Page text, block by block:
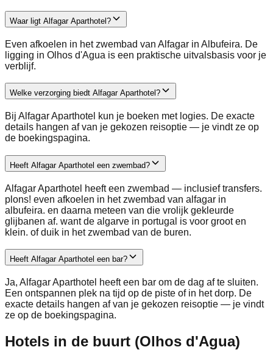
Waar ligt Alfagar Aparthotel?
Even afkoelen in het zwembad van Alfagar in Albufeira. De
ligging in Olhos d'Agua is een praktische uitvalsbasis voor je
verblijf.
Welke verzorging biedt Alfagar Aparthotel?
Bij Alfagar Aparthotel kun je boeken met logies. De exacte
details hangen af van je gekozen reisoptie — je vindt ze op
de boekingspagina.
Heeft Alfagar Aparthotel een zwembad?
Alfagar Aparthotel heeft een zwembad — inclusief transfers.
plons! even afkoelen in het zwembad van alfagar in
albufeira. en daarna meteen van die vrolijk gekleurde
glijbanen af. want de algarve in portugal is voor groot en
klein. of duik in het zwembad van de buren.
Heeft Alfagar Aparthotel een bar?
Ja, Alfagar Aparthotel heeft een bar om de dag af te sluiten.
Een ontspannen plek na tijd op de piste of in het dorp. De
exacte details hangen af van je gekozen reisoptie — je vindt
ze op de boekingspagina.
Hotels in de buurt (Olhos d'Agua)